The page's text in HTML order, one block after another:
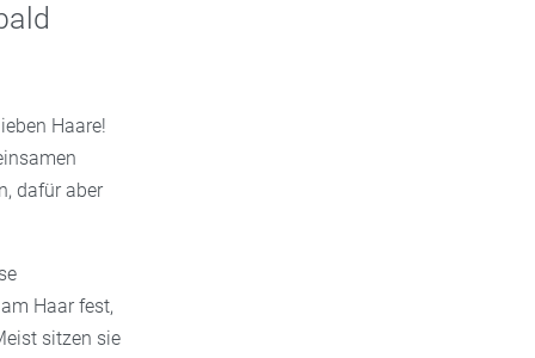
Haare!
dafür aber
Haar fest,
sitzen sie